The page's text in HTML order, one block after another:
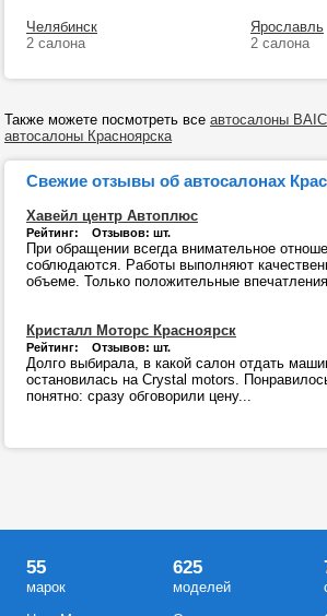
Челябинск
2 салона
Ярославль
2 салона
Также можете посмотреть все автосалоны BAIC
автосалоны Красноярска
Свежие отзывы об автосалонах
Хавейл центр Автоплюс
Рейтинг: Отзывов: шт.
При обращении всегда внимательное
соблюдаются. Работы выполняют
объеме. Только положительные
Кристалл Моторс Красноярск
Рейтинг: Отзывов: шт.
Долго выбирала, в какой салон отдать
остановилась на Crystal motors.
понятно: сразу обговорили цену...
55
марок
625
моделей